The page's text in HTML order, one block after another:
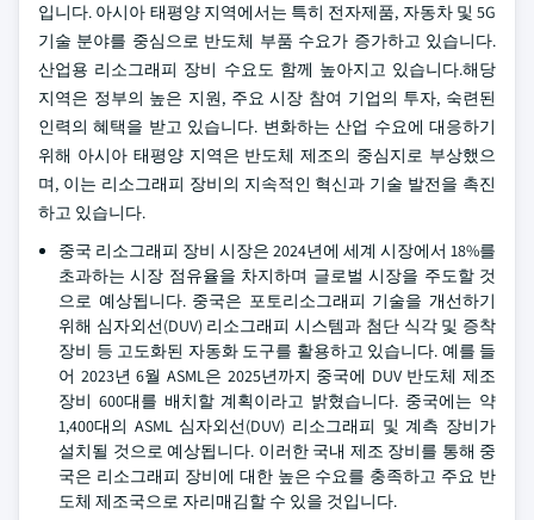
입니다. 아시아 태평양 지역에서는 특히 전자제품, 자동차 및 5G
기술 분야를 중심으로 반도체 부품 수요가 증가하고 있습니다.
산업용 리소그래피 장비 수요도 함께 높아지고 있습니다.해당
지역은 정부의 높은 지원, 주요 시장 참여 기업의 투자, 숙련된
인력의 혜택을 받고 있습니다. 변화하는 산업 수요에 대응하기
위해 아시아 태평양 지역은 반도체 제조의 중심지로 부상했으
며, 이는 리소그래피 장비의 지속적인 혁신과 기술 발전을 촉진
하고 있습니다.
중국 리소그래피 장비 시장은 2024년에 세계 시장에서 18%를
초과하는 시장 점유율을 차지하며 글로벌 시장을 주도할 것
으로 예상됩니다. 중국은 포토리소그래피 기술을 개선하기
위해 심자외선(DUV) 리소그래피 시스템과 첨단 식각 및 증착
장비 등 고도화된 자동화 도구를 활용하고 있습니다. 예를 들
어 2023년 6월 ASML은 2025년까지 중국에 DUV 반도체 제조
장비 600대를 배치할 계획이라고 밝혔습니다. 중국에는 약
1,400대의 ASML 심자외선(DUV) 리소그래피 및 계측 장비가
설치될 것으로 예상됩니다. 이러한 국내 제조 장비를 통해 중
국은 리소그래피 장비에 대한 높은 수요를 충족하고 주요 반
도체 제조국으로 자리매김할 수 있을 것입니다.